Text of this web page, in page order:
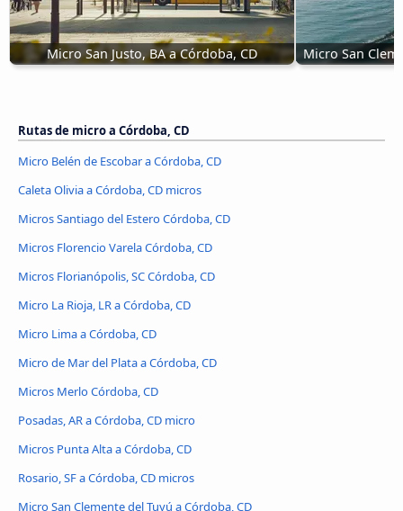
Micro San Justo, BA a Córdoba, CD Micro San
Rutas de micro a Córdoba, CD
Micro Belén de Escobar a Córdoba, CD
Caleta Olivia a Córdoba, CD micros
Micros Santiago del Estero Córdoba, CD
Micros Florencio Varela Córdoba, CD
Micros Florianópolis, SC Córdoba, CD
Micro La Rioja, LR a Córdoba, CD
Micro Lima a Córdoba, CD
Micro de Mar del Plata a Córdoba, CD
Micros Merlo Córdoba, CD
Posadas, AR a Córdoba, CD micro
Micros Punta Alta a Córdoba, CD
Rosario, SF a Córdoba, CD micros
Micro San Clemente del Tuyú a Córdoba, CD